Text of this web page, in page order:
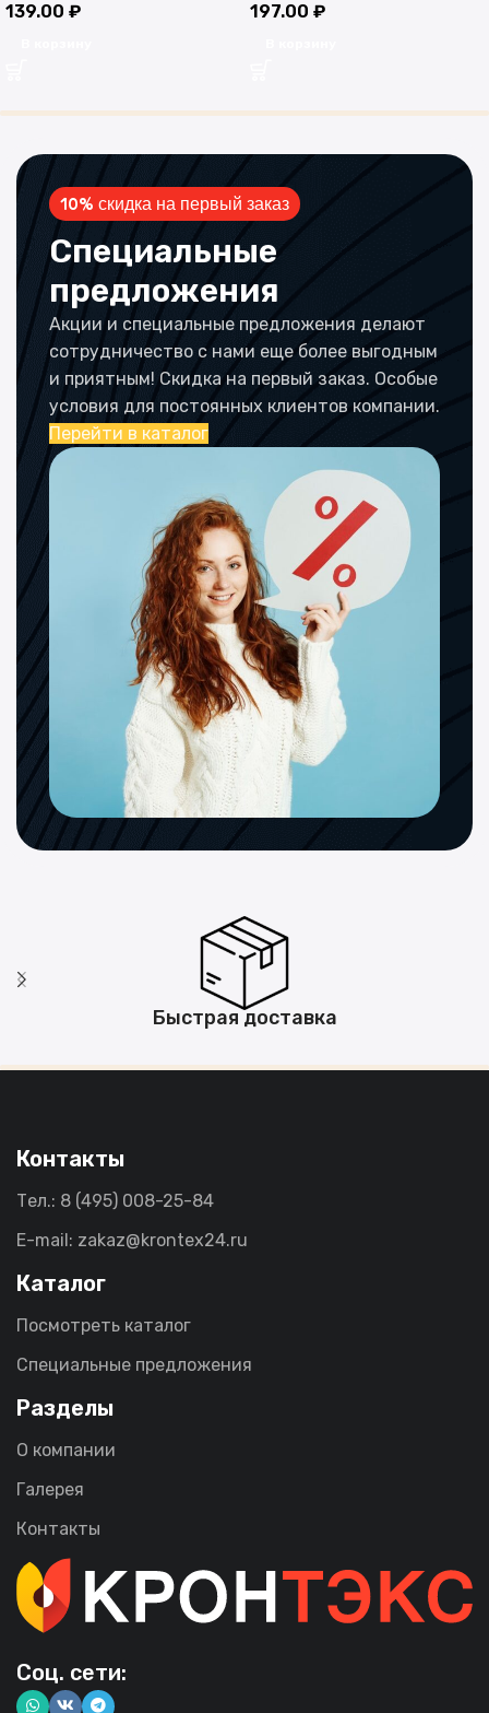
139.00 ₽
197.00 ₽
10% скидка на первый заказ
Специальные
предложения
Акции и специальные предложения делают
сотрудничество с нами еще более выгодным
и приятным! Скидка на первый заказ. Особые
условия для постоянных клиентов компании.
Перейти в каталог
Быстрая доставка
Контакты
Тел.: 8 (495) 008-25-84
E-mail: zakaz@krontex24.ru
Каталог
Посмотреть каталог
Специальные предложения
Разделы
О компании
Галерея
Контакты
Соц. сети: